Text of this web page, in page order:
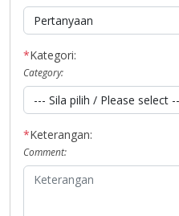
*Kategori:
Category:
*Keterangan:
Comment: